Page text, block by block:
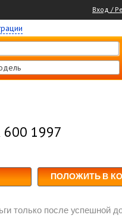
Вход /
600 1997
ПОЛОЖИТЬ В
только после успешной